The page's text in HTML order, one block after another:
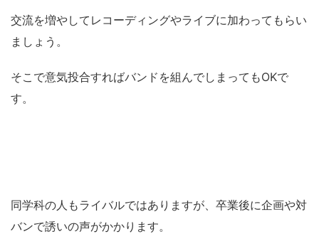
交流を増やしてレコーディングやライブに加わってもらい
ましょう。
そこで意気投合すればバンドを組んでしまってもOKで
す。
同学科の人もライバルではありますが、卒業後に企画や対
バンで誘いの声がかかります。